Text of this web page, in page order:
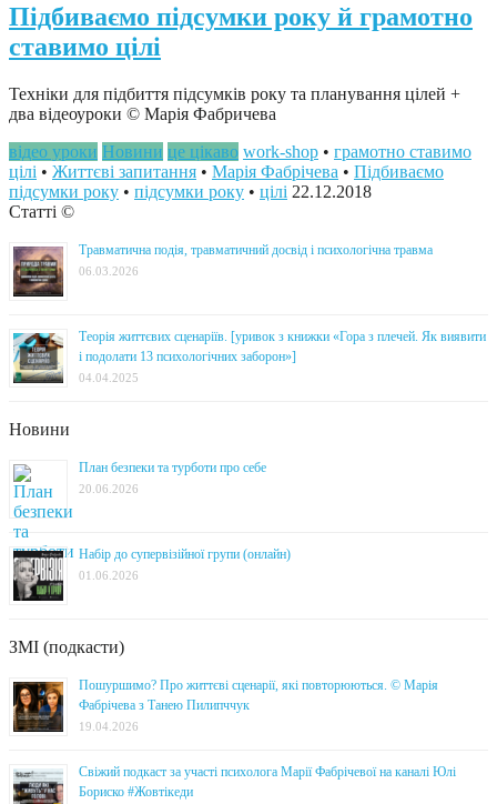
Підбиваємо підсумки року й грамотно
ставимо цілі
Техніки для підбиття підсумків року та планування цілей +
два відеоуроки © Марія Фабричева
відео уроки Новини це цікаво work-shop • грамотно ставимо
цілі • Життєві запитання • Марія Фабрічева • Підбиваємо
підсумки року • підсумки року • цілі 22.12.2018
Статті ©
Травматична подія, травматичний досвід і психологічна травма
06.03.2026
Теорія життєвих сценаріїв. [уривок з книжки «Гора з плечей. Як виявити
і подолати 13 психологічних заборон»]
04.04.2025
Новини
План безпеки та турботи про себе
20.06.2026
Набір до супервізійної групи (онлайн)
01.06.2026
ЗМІ (подкасти)
Пошуршимо? Про життєві сценарії, які повторюються. © Марія
Фабрічева з Танею Пилипччук
19.04.2026
Свіжий подкаст за участі психолога Марії Фабрічевої на каналі Юлі
Бориско #Жовтікеди